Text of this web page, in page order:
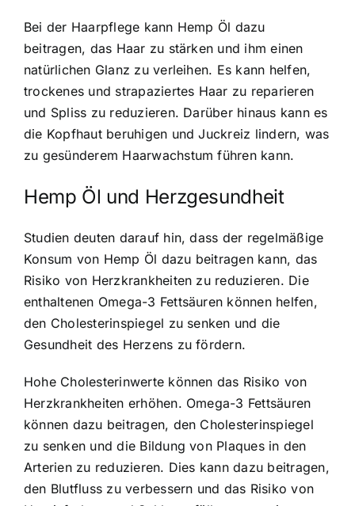
Bei der Haarpflege kann Hemp Öl dazu
beitragen, das Haar zu stärken und ihm einen
natürlichen Glanz zu verleihen. Es kann helfen,
trockenes und strapaziertes Haar zu reparieren
und Spliss zu reduzieren. Darüber hinaus kann es
die Kopfhaut beruhigen und Juckreiz lindern, was
zu gesünderem Haarwachstum führen kann.
Hemp Öl und Herzgesundheit
Studien deuten darauf hin, dass der regelmäßige
Konsum von Hemp Öl dazu beitragen kann, das
Risiko von Herzkrankheiten zu reduzieren. Die
enthaltenen Omega-3 Fettsäuren können helfen,
den Cholesterinspiegel zu senken und die
Gesundheit des Herzens zu fördern.
Hohe Cholesterinwerte können das Risiko von
Herzkrankheiten erhöhen. Omega-3 Fettsäuren
können dazu beitragen, den Cholesterinspiegel
zu senken und die Bildung von Plaques in den
Arterien zu reduzieren. Dies kann dazu beitragen,
den Blutfluss zu verbessern und das Risiko von